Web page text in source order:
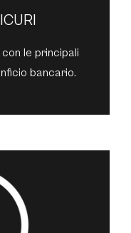
le principali
bancario.